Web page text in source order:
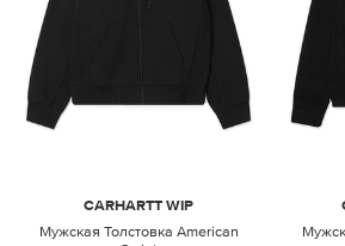
CARHARTT WIP
Мужская Толстовка American